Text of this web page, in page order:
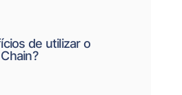
de utilizar o